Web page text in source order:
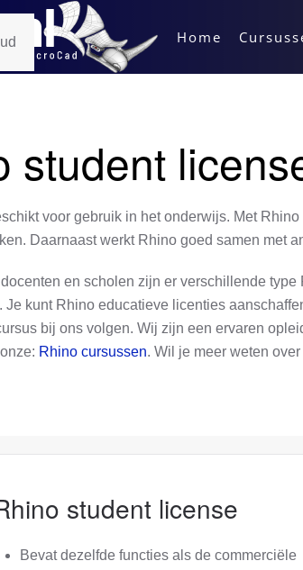
Home
student
voor gebruik in het onderwijs. Met
Daarnaast werkt Rhino goed samen met
en scholen zijn er verschillende
Je kunt Rhino educatieve licenties
bij ons volgen. Wij zijn een ervaren
Rhino cursussen. Wil je meer weten
student license
Bevat dezelfde functies als de commerciële